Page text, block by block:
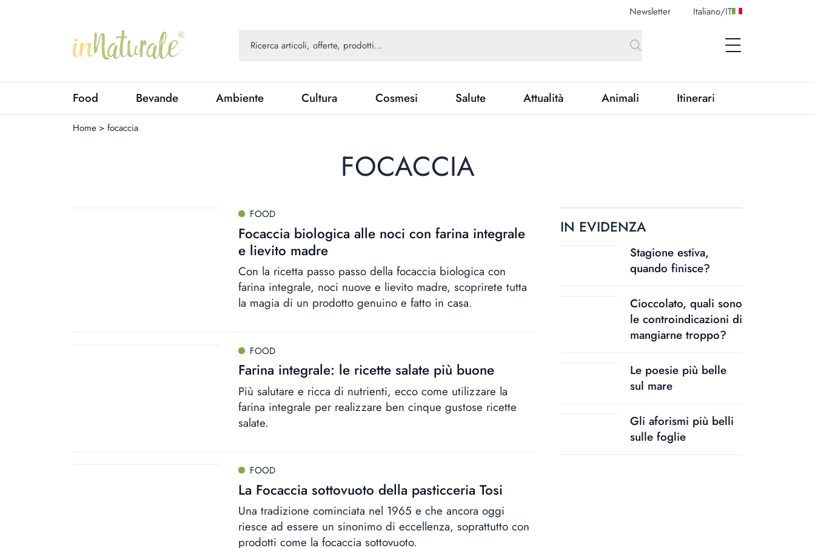
Newsletter Italiano/IT
open Menu
Food Bevande Ambiente Cultura Cosmesi Salute Attualità Animali Itinerari
Home > focaccia
FOCACCIA
FOOD
Focaccia biologica alle noci con farina integrale
e lievito madre
Con la ricetta passo passo della focaccia biologica con
farina integrale, noci nuove e lievito madre, scoprirete tutta
la magia di un prodotto genuino e fatto in casa.
FOOD
Farina integrale: le ricette salate più buone
Più salutare e ricca di nutrienti, ecco come utilizzare la
farina integrale per realizzare ben cinque gustose ricette
salate.
FOOD
La Focaccia sottovuoto della pasticceria Tosi
Una tradizione cominciata nel 1965 e che ancora oggi
riesce ad essere un sinonimo di eccellenza, soprattutto con
prodotti come la focaccia sottovuoto.
IN EVIDENZA
Stagione estiva,
quando finisce?
Cioccolato, quali sono
le controindicazioni di
mangiarne troppo?
Le poesie più belle
sul mare
Gli aforismi più belli
sulle foglie